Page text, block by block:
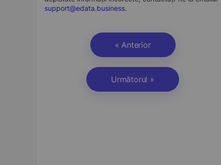
support@edata.business.
« Anterior
Următorul »